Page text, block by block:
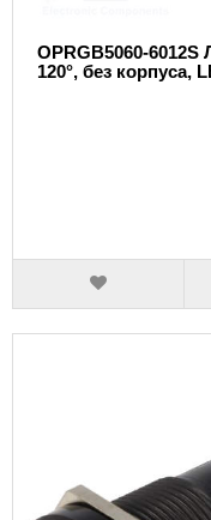
OPRGB5060-6012S
120°, без корпуса,